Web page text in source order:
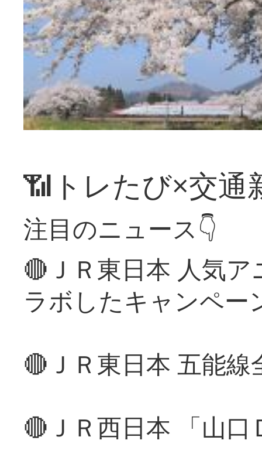
📶トレたび×交通
注目のニュース👇
🔴ＪＲ東日本 人気
ラボしたキャンペー
🔴ＪＲ東日本 五能
🔴ＪＲ西日本 「山